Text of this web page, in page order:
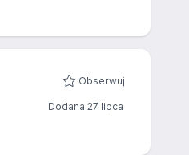
Obserwuj
Dodana 27 lipca